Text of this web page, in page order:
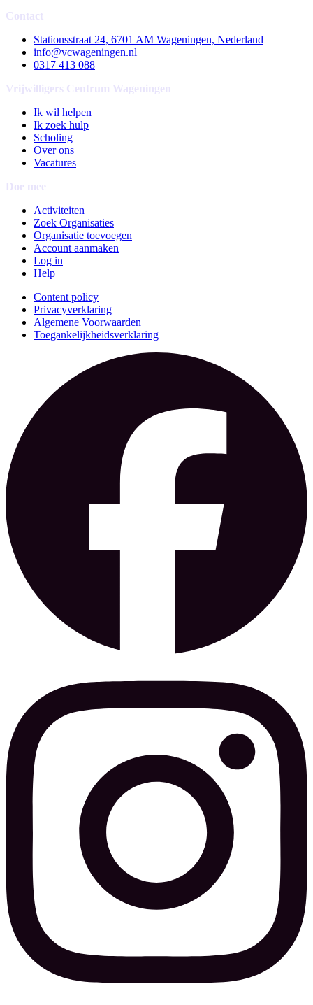
Contact
Stationsstraat 24, 6701 AM Wageningen, Nederland
info@vcwageningen.nl
0317 413 088
Vrijwilligers Centrum Wageningen
Ik wil helpen
Ik zoek hulp
Scholing
Over ons
Vacatures
Doe mee
Activiteiten
Zoek Organisaties
Organisatie toevoegen
Account aanmaken
Log in
Help
Content policy
Privacyverklaring
Algemene Voorwaarden
Toegankelijkheidsverklaring